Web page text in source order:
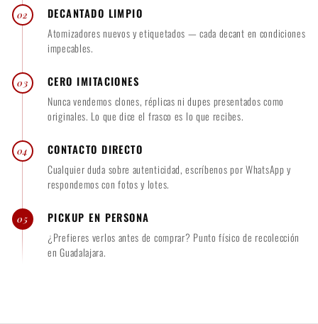
02
DECANTADO LIMPIO
Atomizadores nuevos y etiquetados — cada decant en condiciones
impecables.
03
CERO IMITACIONES
Nunca vendemos clones, réplicas ni dupes presentados como
originales. Lo que dice el frasco es lo que recibes.
04
CONTACTO DIRECTO
Cualquier duda sobre autenticidad, escríbenos por WhatsApp y
respondemos con fotos y lotes.
05
PICKUP EN PERSONA
¿Prefieres verlos antes de comprar? Punto físico de recolección
en Guadalajara.